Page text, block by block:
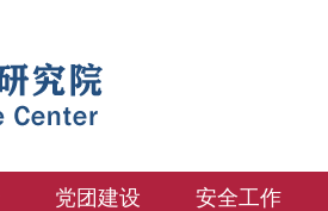
党团建设 安全工作